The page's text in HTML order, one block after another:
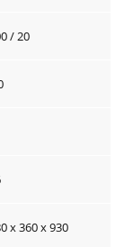
/ 20
x 360 x 930